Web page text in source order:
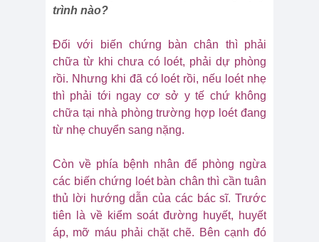
trình nào?
Đối với biến chứng bàn chân thì phải
chữa từ khi chưa có loét, phải dự phòng
rồi. Nhưng khi đã có loét rồi, nếu loét nhẹ
thì phải tới ngay cơ sở y tế chứ không
chữa tại nhà phòng trường hợp loét đang
từ nhẹ chuyển sang nặng.
Còn về phía bệnh nhân để phòng ngừa
các biến chứng loét bàn chân thì cần tuân
thủ lời hướng dẫn của các bác sĩ. Trước
tiên là về kiểm soát đường huyết, huyết
áp, mỡ máu phải chặt chẽ. Bên cạnh đó